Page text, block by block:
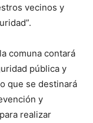
vecinos y
comuna contará
pública y
que se destinará
y
realizar